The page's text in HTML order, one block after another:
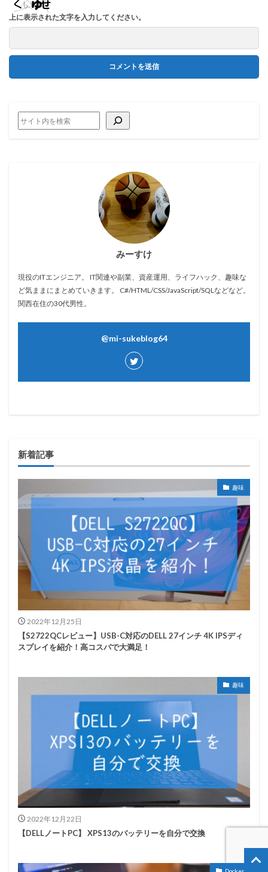
上に表示された文字を入力してください。
みーすけ
現役のITエンジニア。 IT関連や副業、資産運用、ライフハック、趣味な
ど気ままにまとめていきます。 C#/HTML/CSS/JavaScript/SQLなどなど。
関西在住の30代男性。
@mi-sukeblog64
新着記事
趣味
2022年12月25日
【S2722QCレビュー】USB-C対応のDELL 27インチ 4K IPSディ
スプレイを紹介！高コスパで大満足！
趣味
2022年12月22日
【DELLノートPC】 XPS13のバッテリーを自分で交換